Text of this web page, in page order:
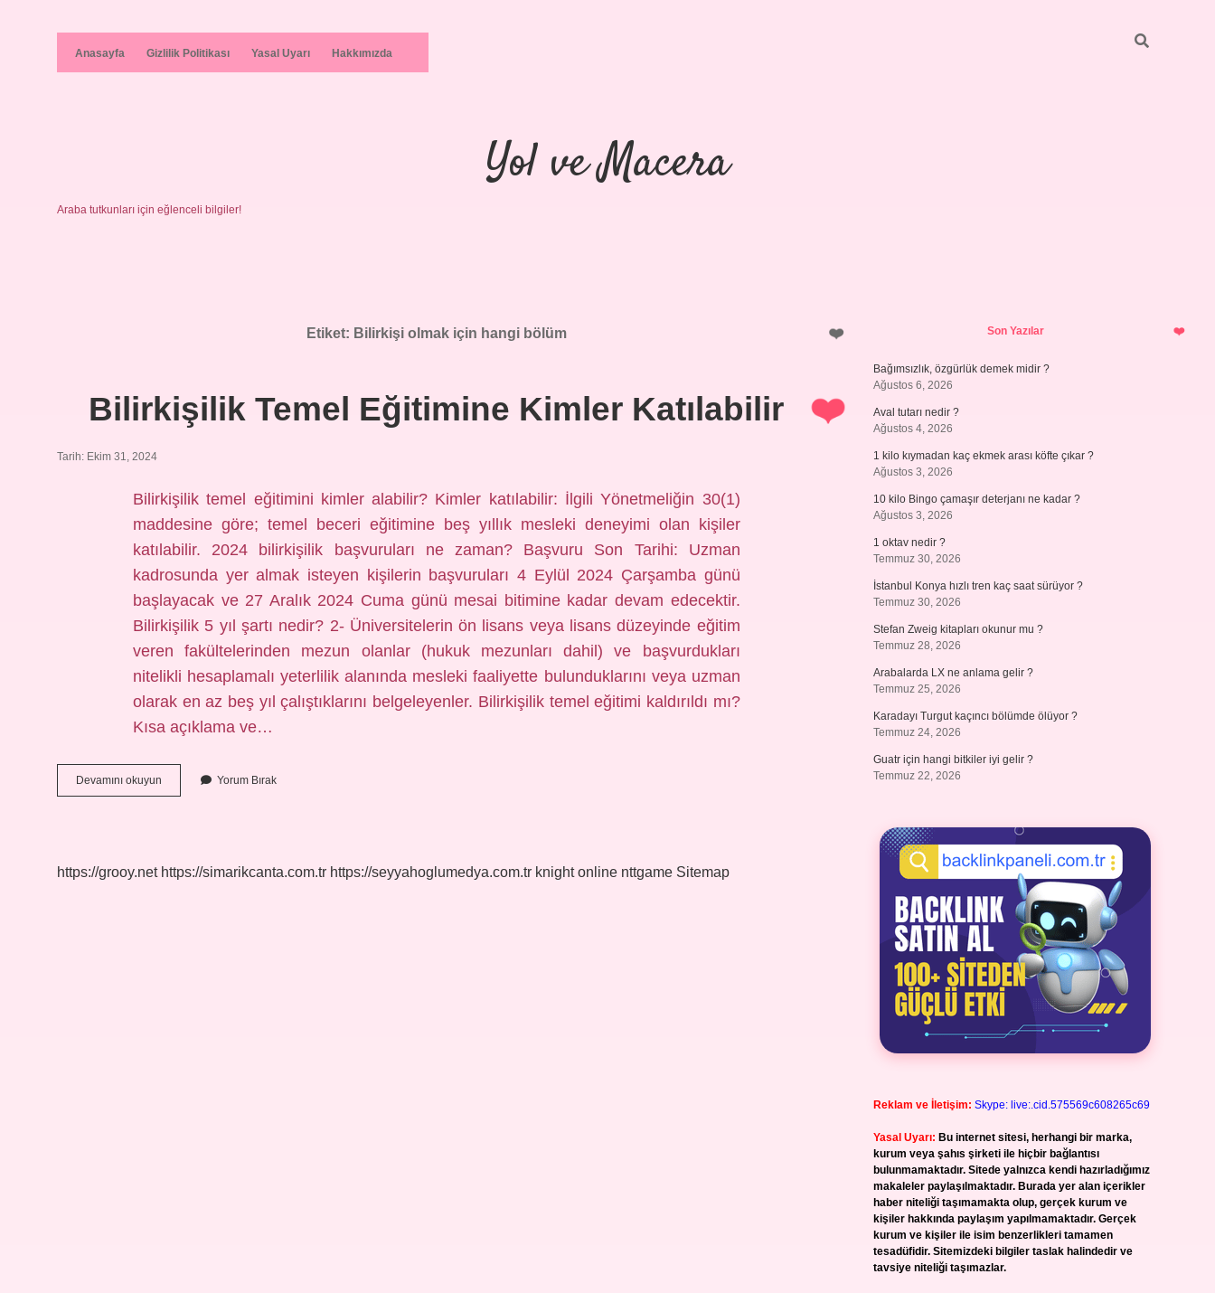
Anasayfa Gizlilik Politikası Yasal Uyarı Hakkımızda
Yol ve Macera
Araba tutkunları için eğlenceli bilgiler!
Etiket: Bilirkişi olmak için hangi bölüm
Bilirkişilik Temel Eğitimine Kimler Katılabilir
Tarih: Ekim 31, 2024
Bilirkişilik temel eğitimini kimler alabilir? Kimler katılabilir: İlgili Yönetmeliğin 30(1)
maddesine göre; temel beceri eğitimine beş yıllık mesleki deneyimi olan kişiler
katılabilir. 2024 bilirkişilik başvuruları ne zaman? Başvuru Son Tarihi: Uzman
kadrosunda yer almak isteyen kişilerin başvuruları 4 Eylül 2024 Çarşamba günü
başlayacak ve 27 Aralık 2024 Cuma günü mesai bitimine kadar devam edecektir.
Bilirkişilik 5 yıl şartı nedir? 2- Üniversitelerin ön lisans veya lisans düzeyinde eğitim
veren fakültelerinden mezun olanlar (hukuk mezunları dahil) ve başvurdukları
nitelikli hesaplamalı yeterlilik alanında mesleki faaliyette bulunduklarını veya uzman
olarak en az beş yıl çalıştıklarını belgeleyenler. Bilirkişilik temel eğitimi kaldırıldı mı?
Kısa açıklama ve…
Devamını okuyun Bilirkişilik
Temel
Yorum Bırak
https://grooy.net https://simarikcanta.com.tr https://seyyahoglumedya.com.tr knight online nttgame Sitemap
SidebarSon Yazılar
Bağımsızlık, özgürlük demek midir ?
Ağustos 6, 2026
Aval tutarı nedir ?
Ağustos 4, 2026
1 kilo kıymadan kaç ekmek arası köfte çıkar ?
Ağustos 3, 2026
10 kilo Bingo çamaşır deterjanı ne kadar ?
Ağustos 3, 2026
1 oktav nedir ?
Temmuz 30, 2026
İstanbul Konya hızlı tren kaç saat sürüyor ?
Temmuz 30, 2026
Stefan Zweig kitapları okunur mu ?
Temmuz 28, 2026
Arabalarda LX ne anlama gelir ?
Temmuz 25, 2026
Karadayı Turgut kaçıncı bölümde ölüyor ?
Temmuz 24, 2026
Guatr için hangi bitkiler iyi gelir ?
Temmuz 22, 2026
Reklam ve İletişim: Skype: live:.cid.575569c608265c69
Yasal Uyarı: Bu internet sitesi, herhangi bir marka,
kurum veya şahıs şirketi ile hiçbir bağlantısı
bulunmamaktadır. Sitede yalnızca kendi hazırladığımız
makaleler paylaşılmaktadır. Burada yer alan içerikler
haber niteliği taşımamakta olup, gerçek kurum ve
kişiler hakkında paylaşım yapılmamaktadır. Gerçek
kurum ve kişiler ile isim benzerlikleri tamamen
tesadüfidir. Sitemizdeki bilgiler taslak halindedir ve
tavsiye niteliği taşımazlar.